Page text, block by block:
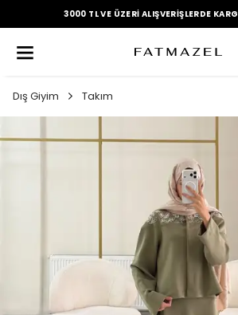
3000 TL VE ÜZERI ALIŞVERIŞLERDE
Dış Giyim Takım